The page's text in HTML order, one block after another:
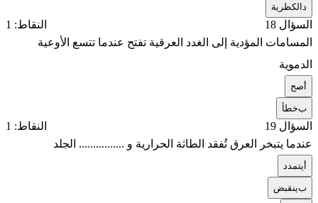
الكظرية
السؤال 18
النقاط: 1
المسامات المؤدية إلى الغدد العرقية تفتح عندما تتسع الأوعية
الدموية
صح
بخطأ
السؤال 19
النقاط: 1
عندما يتبخر العرق تُفقد الطاثة الحرارية و ................ الجلد
يتمدد
بينقبض